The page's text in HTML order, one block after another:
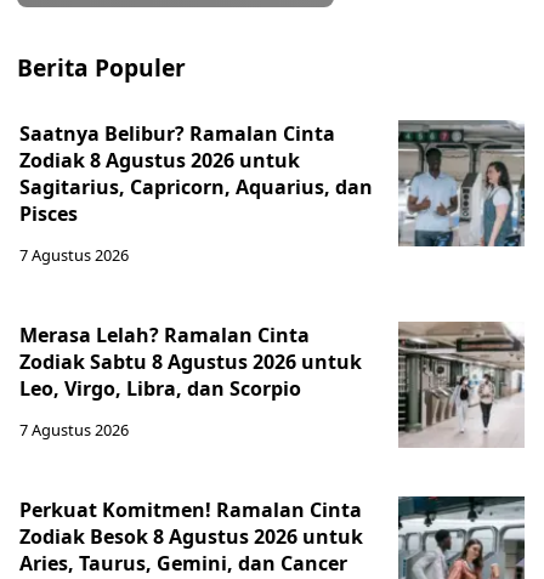
Berita Populer
Saatnya Belibur? Ramalan Cinta
Zodiak 8 Agustus 2026 untuk
Sagitarius, Capricorn, Aquarius, dan
Pisces
7 Agustus 2026
Merasa Lelah? Ramalan Cinta
Zodiak Sabtu 8 Agustus 2026 untuk
Leo, Virgo, Libra, dan Scorpio
7 Agustus 2026
Perkuat Komitmen! Ramalan Cinta
Zodiak Besok 8 Agustus 2026 untuk
Aries, Taurus, Gemini, dan Cancer